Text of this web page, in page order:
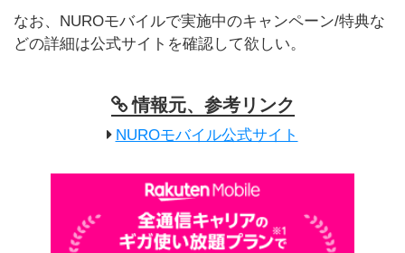
なお、NUROモバイルで実施中のキャンペーン/特典な
どの詳細は公式サイトを確認して欲しい。
情報元、参考リンク
NUROモバイル公式サイト